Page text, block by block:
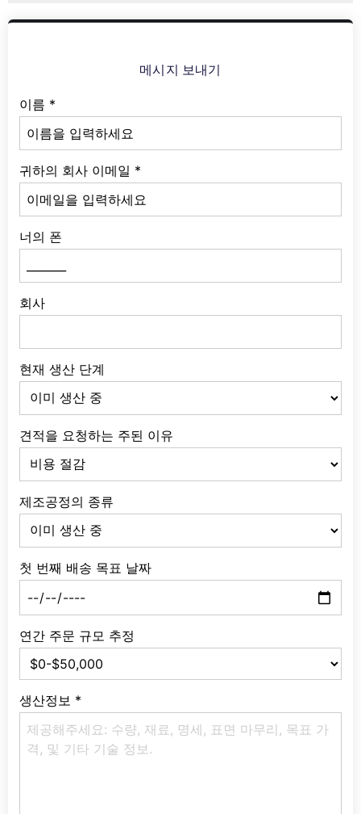
메시지 보내기
이름 *
귀하의 회사 이메일 *
너의 폰
회사
현재 생산 단계
견적을 요청하는 주된 이유
제조공정의 종류
첫 번째 배송 목표 날짜
연간 주문 규모 추정
생산정보 *